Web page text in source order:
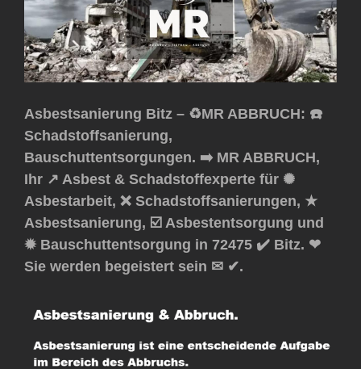
Asbestsanierung Bitz – ♻️MR ABBRUCH: ☎️
Schadstoffsanierung,
Bauschuttentsorgungen. ➡️ MR ABBRUCH,
Ihr ↗️ Asbest & Schadstoffexperte für ✺
Asbestarbeit, ❌ Schadstoffsanierungen, ★
Asbestsanierung, ☑️ Asbestentsorgung und
✹ Bauschuttentsorgung in 72475 ✔️ Bitz. ❤
Sie werden begeistert sein ✉ ✔.